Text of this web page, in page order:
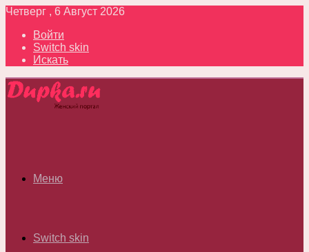
Четверг , 6 Август 2026
Войти
Switch skin
Искать
Меню
Switch skin